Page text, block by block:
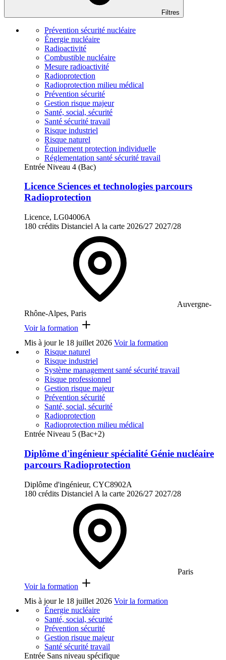
Filtres
Prévention sécurité nucléaire
Énergie nucléaire
Radioactivité
Combustible nucléaire
Mesure radioactivité
Radioprotection
Radioprotection milieu médical
Prévention sécurité
Gestion risque majeur
Santé, social, sécurité
Santé sécurité travail
Risque industriel
Risque naturel
Équipement protection individuelle
Réglementation santé sécurité travail
Entrée Niveau 4 (Bac)
Licence Sciences et technologies parcours
Radioprotection
Licence, LG04006A
180 crédits Distanciel A la carte 2026/27 2027/28
Auvergne-
Rhône-Alpes, Paris
Voir la formation
Mis à jour le 18 juillet 2026 Voir la formation
Risque naturel
Risque industriel
Système management santé sécurité travail
Risque professionnel
Gestion risque majeur
Prévention sécurité
Santé, social, sécurité
Radioprotection
Radioprotection milieu médical
Entrée Niveau 5 (Bac+2)
Diplôme d'ingénieur spécialité Génie nucléaire
parcours Radioprotection
Diplôme d'ingénieur, CYC8902A
180 crédits Distanciel A la carte 2026/27 2027/28
Paris
Voir la formation
Mis à jour le 18 juillet 2026 Voir la formation
Énergie nucléaire
Santé, social, sécurité
Prévention sécurité
Gestion risque majeur
Santé sécurité travail
Entrée Sans niveau spécifique